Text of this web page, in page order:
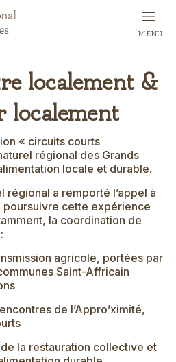
MENU
localement &
localement
« circuits courts
régional des Grands
locale et durable.
régional a remporté l’appel à
cette expérience
la coordination de
agricole, portées par
Saint-Affricain
de l’Appro’ximité,
la restauration collective et